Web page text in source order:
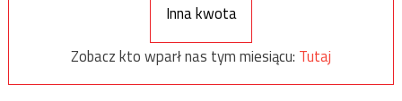
Inna kwota
Zobacz kto wparł nas tym miesiącu: Tutaj